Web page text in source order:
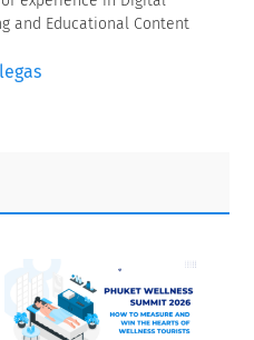
and Educational Content